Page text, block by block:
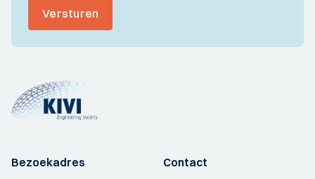
Versturen
Bezoekadres
Contact